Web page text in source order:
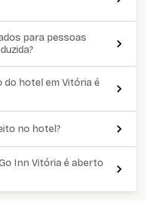
para pessoas
do hotel em Vitória é
no hotel?
Inn Vitória é aberto